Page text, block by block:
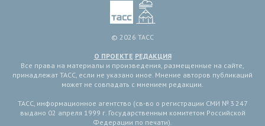
© 2026 ТАСС
О ПРОЕКТЕ РЕДАКЦИЯ
Все права на материалы и произведения, размещенные на сайте,
принадлежат ТАСС, если не указано иное. Мнение авторов публикаций
может не совпадать с мнением редакции.
ТАСС, информационное агентство (св-во о регистрации СМИ № 3 247
выдано 02 апреля 1999 г. Государственным комитетом Российской
Федерации по печати).